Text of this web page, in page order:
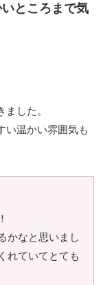
ところまで気
した。
い温かい雰囲気も
かなと思いまし
れていてとても